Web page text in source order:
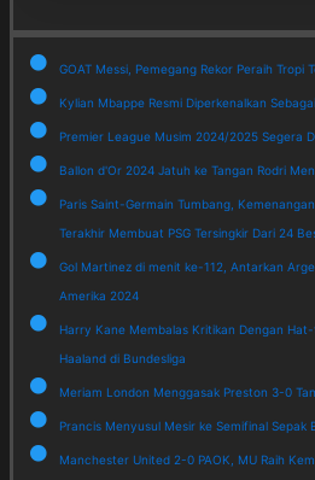
GOAT Messi, Pemegang Rekor Peraih Tropi
Kylian Mbappe Resmi Diperkenalkan
Premier League Musim 2024/2025 Segera
Ballon d'Or 2024 Jatuh ke Tangan Rodri
Paris Saint-Germain Tumbang,
Terakhir Membuat PSG Tersingkir Dari 24
Gol Martinez di menit ke-112, Antarkan
Amerika 2024
Harry Kane Membalas Kritikan Dengan
Haaland di Bundesliga
Meriam London Menggasak Preston 3-0
Prancis Menyusul Mesir ke Semifinal Sepak
Manchester United 2-0 PAOK, MU Raih